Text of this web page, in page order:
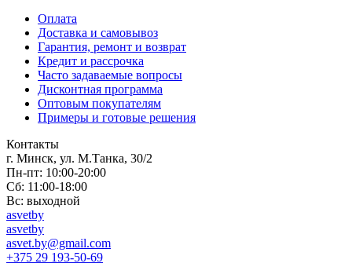
Оплата
Доставка и самовывоз
Гарантия, ремонт и возврат
Кредит и рассрочка
Часто задаваемые вопросы
Дисконтная программа
Оптовым покупателям
Примеры и готовые решения
Контакты
г. Минск, ул. М.Танка, 30/2
Пн-пт: 10:00-20:00
Сб: 11:00-18:00
Вс: выходной
asvetby
asvetby
asvet.by@gmail.com
+375 29 193-50-69